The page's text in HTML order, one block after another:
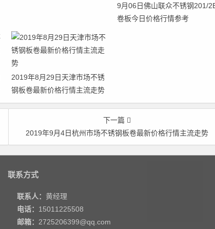
9月06日佛山联众不锈钢201/
卷板今日价格行情参考
2019年8月29日天津市场不锈
钢板卷最新价格行情主流走势
下一篇
2019年9月4日杭州市场不锈钢板卷最新价格行情主流走势
联系方式
联系人： 黄经理
电话： 15011225508
邮箱： 2725206399@qq.com